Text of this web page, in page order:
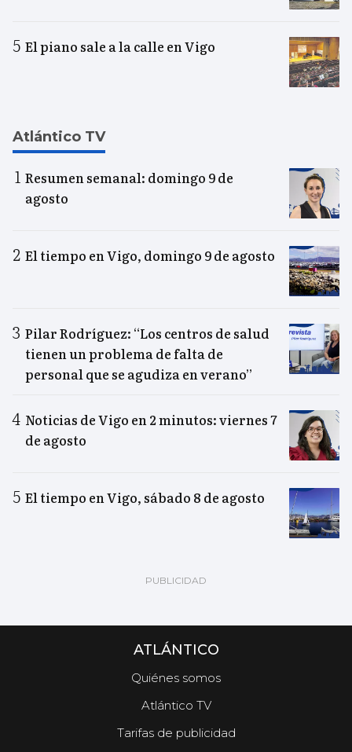
El piano sale a la calle en Vigo
Atlántico TV
Resumen semanal: domingo 9 de
agosto
El tiempo en Vigo, domingo 9 de agosto
Pilar Rodríguez: “Los centros de salud
tienen un problema de falta de
personal que se agudiza en verano”
Noticias de Vigo en 2 minutos: viernes 7
de agosto
El tiempo en Vigo, sábado 8 de agosto
ATLÁNTICO
Quiénes somos
Atlántico TV
Tarifas de publicidad